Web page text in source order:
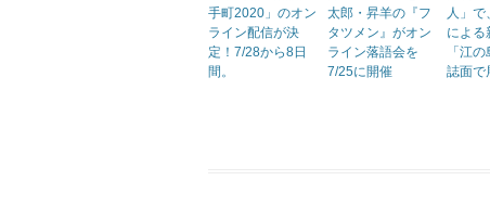
手町2020」のオン
ライン配信が決
定！7/28から8日
間。
太郎・昇羊の『フ
タツメン』がオン
ライン落語会を
7/25に開催
人」で
による
「江
誌面で